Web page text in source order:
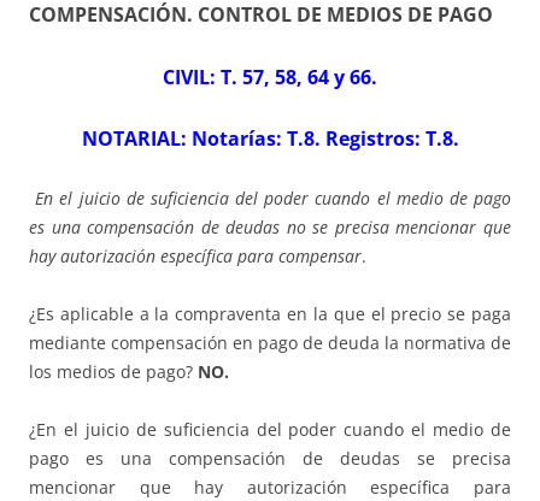
COMPENSACIÓN. CONTROL DE MEDIOS DE PAGO
CIVIL: T. 57, 58, 64 y 66.
NOTARIAL: Notarías: T.8. Registros: T.8.
En el juicio de suficiencia del poder cuando el medio de pago
es una compensación de deudas no se precisa mencionar que
hay autorización específica para compensar.
¿Es aplicable a la compraventa en la que el precio se paga
mediante compensación en pago de deuda la normativa de
los medios de pago? NO.
¿En el juicio de suficiencia del poder cuando el medio de
pago es una compensación de deudas se precisa
mencionar que hay autorización específica para